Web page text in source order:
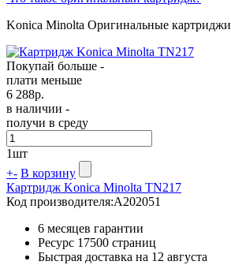
Konica Minolta Оригинальные картриджи
Покупай больше -
плати меньше
6 288р.
в наличии -
получи в среду
1шт
+- В корзину
Картридж Konica Minolta TN217
Код производителя:A202051
6 месяцев гарантии
Ресурс 17500 страниц
Быстрая доставка на 12 августа